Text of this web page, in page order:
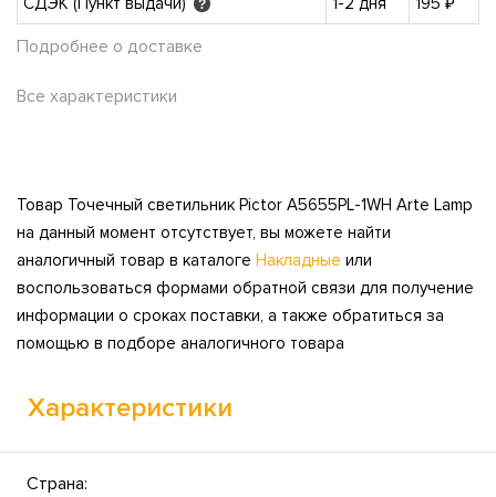
?
Подробнее о доставке
Все характеристики
Товар Точечный светильник Pictor A5655PL-1WH Arte Lamp
на данный момент отсутствует, вы можете найти
аналогичный товар в каталоге Накладные или
воспользоваться формами обратной связи для получение
информации о сроках поставки, а также обратиться за
помощью в подборе аналогичного товара
Характеристики
Страна: